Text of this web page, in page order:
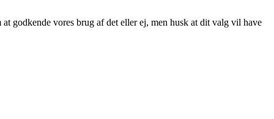
godkende vores brug af det eller ej, men husk at dit valg vil have